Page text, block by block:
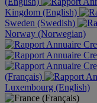
Kingdom (English)
Sweden (Swedish)
Norway (Norwegian)
(Français)
Luxembourg (English)